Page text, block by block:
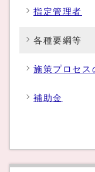
指定管理者
各種要綱等
施策プロセス
補助金